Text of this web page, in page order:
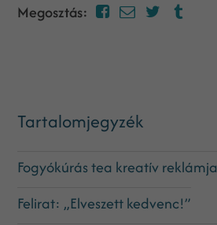
Megosztás:
Tartalomjegyzék
Fogyókúrás tea kreatív reklámja
Felirat: „Elveszett kedvenc!”